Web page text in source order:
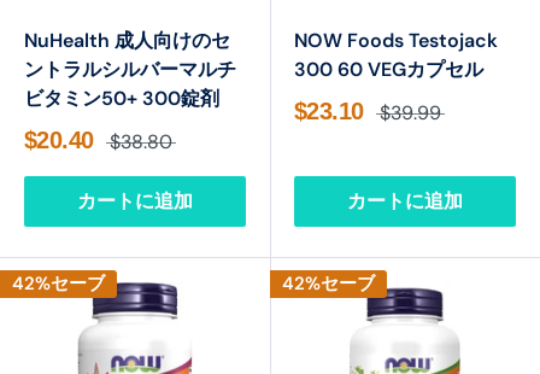
NuHealth 成人向けのセ
ントラルシルバーマルチ
ビタミン50+ 300錠剤
$20.40 $38.80
カートに追加
NOW Foods Testojack
300 60 VEGカプセル
$23.10 $39.99
カートに追加
42%セーブ 42%セーブ